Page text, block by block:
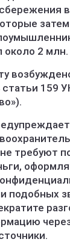
2 млн.
159
требуют
подобных